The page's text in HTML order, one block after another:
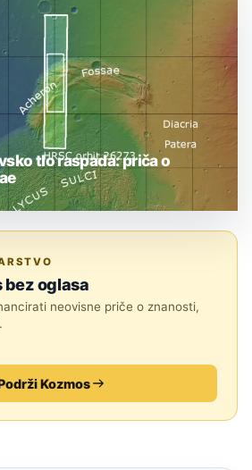
tlo raspada: priča o
bez oglasa
neovisne priče o znanosti,
Kozmos